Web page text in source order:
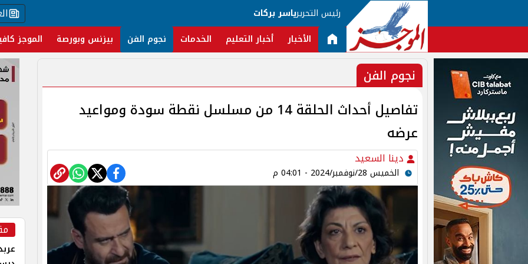
رئيس التحريرياسر بركات
الأخبار أخبار التعليم الخدمات نجوم الفن بيزنس وبورصة الموجز
نجوم الفن
تفاصيل أحداث الحلقة 14 من مسلسل نقطة سودة ومواعيد
عرضه
دينا السعيد
الخميس 28/نوفمبر/2024 - 04:01 م